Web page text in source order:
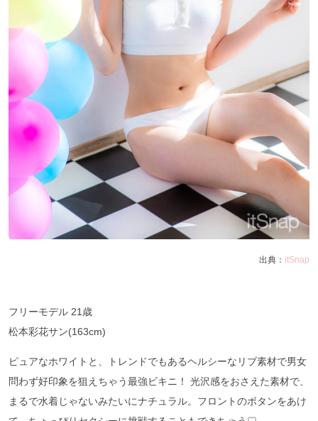
出典： itSnap
フリーモデル 21歳
松本彩花サン(163cm)
ピュアなホワイトと、トレンドでもあるヘルシーなリブ素材で男女
問わず好印象を狙えちゃう最強ビキニ！ 光沢感をおさえた素材で、
まるで水着じゃないみたいにナチュラル。フロントのボタンをあけ